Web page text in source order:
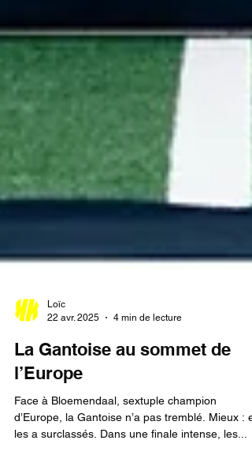
Loïc
22 avr. 2025
4 min de lecture
La Gantoise au sommet de
l’Europe
Face à Bloemendaal, sextuple champion